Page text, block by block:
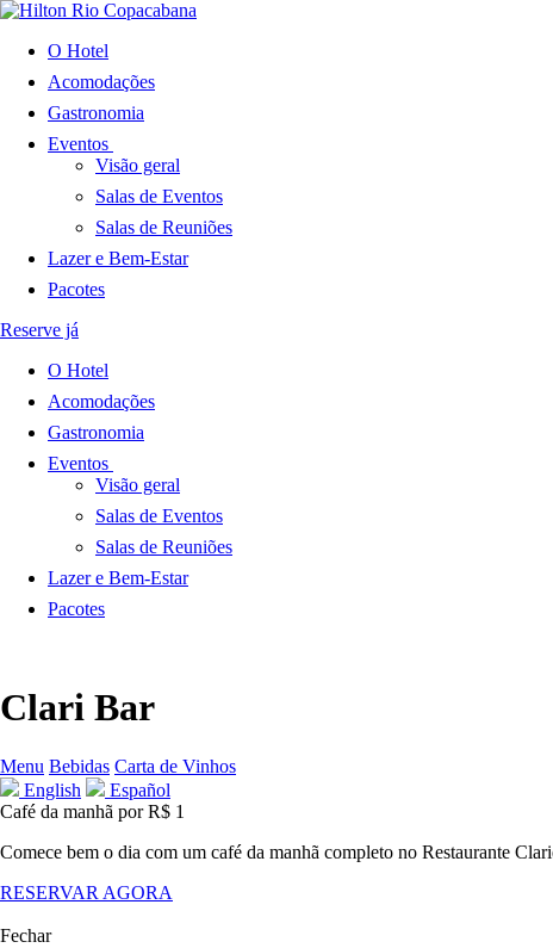
O Hotel
Acomodações
Gastronomia
Eventos
Visão geral
Salas de Eventos
Salas de Reuniões
Lazer e Bem-Estar
Pacotes
Reserve já
O Hotel
Acomodações
Gastronomia
Eventos
Visão geral
Salas de Eventos
Salas de Reuniões
Lazer e Bem-Estar
Pacotes
Clari Bar
Menu Bebidas Carta de Vinhos
English
Español
Café da manhã por R$ 1
Comece bem o dia com um café da manhã completo no Restaurante
RESERVAR AGORA
Fechar